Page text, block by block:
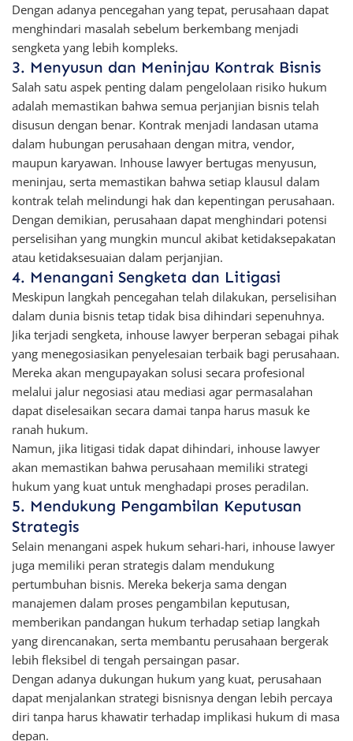
Dengan adanya pencegahan yang tepat, perusahaan dapat
menghindari masalah sebelum berkembang menjadi
sengketa yang lebih kompleks.
3. Menyusun dan Meninjau Kontrak Bisnis
Salah satu aspek penting dalam pengelolaan risiko hukum
adalah memastikan bahwa semua perjanjian bisnis telah
disusun dengan benar. Kontrak menjadi landasan utama
dalam hubungan perusahaan dengan mitra, vendor,
maupun karyawan. Inhouse lawyer bertugas menyusun,
meninjau, serta memastikan bahwa setiap klausul dalam
kontrak telah melindungi hak dan kepentingan perusahaan.
Dengan demikian, perusahaan dapat menghindari potensi
perselisihan yang mungkin muncul akibat ketidaksepakatan
atau ketidaksesuaian dalam perjanjian.
4. Menangani Sengketa dan Litigasi
Meskipun langkah pencegahan telah dilakukan, perselisihan
dalam dunia bisnis tetap tidak bisa dihindari sepenuhnya.
Jika terjadi sengketa, inhouse lawyer berperan sebagai pihak
yang menegosiasikan penyelesaian terbaik bagi perusahaan.
Mereka akan mengupayakan solusi secara profesional
melalui jalur negosiasi atau mediasi agar permasalahan
dapat diselesaikan secara damai tanpa harus masuk ke
ranah hukum.
Namun, jika litigasi tidak dapat dihindari, inhouse lawyer
akan memastikan bahwa perusahaan memiliki strategi
hukum yang kuat untuk menghadapi proses peradilan.
5. Mendukung Pengambilan Keputusan
Strategis
Selain menangani aspek hukum sehari-hari, inhouse lawyer
juga memiliki peran strategis dalam mendukung
pertumbuhan bisnis. Mereka bekerja sama dengan
manajemen dalam proses pengambilan keputusan,
memberikan pandangan hukum terhadap setiap langkah
yang direncanakan, serta membantu perusahaan bergerak
lebih fleksibel di tengah persaingan pasar.
Dengan adanya dukungan hukum yang kuat, perusahaan
dapat menjalankan strategi bisnisnya dengan lebih percaya
diri tanpa harus khawatir terhadap implikasi hukum di masa
depan.